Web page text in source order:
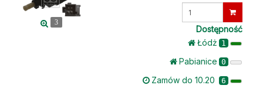
3
Dostępność
Łódż 1
Pabianice 0
Zamów do 10.20 6